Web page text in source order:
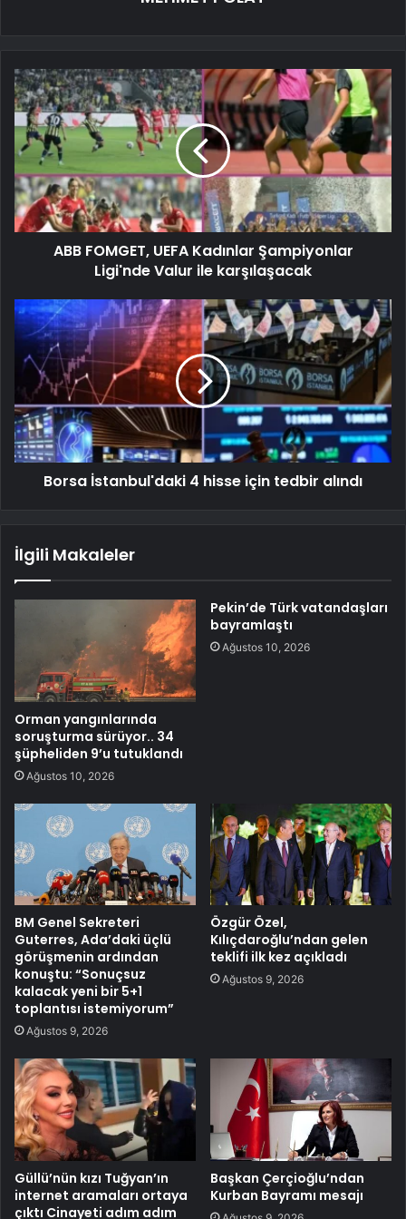
ABB FOMGET, UEFA Kadınlar Şampiyonlar
Ligi'nde Valur ile karşılaşacak
Borsa İstanbul'daki 4 hisse için tedbir alındı
İlgili Makaleler
Orman yangınlarında
soruşturma sürüyor.. 34
şüpheliden 9’u tutuklandı
Ağustos 10, 2026
Pekin’de Türk vatandaşları
bayramlaştı
Ağustos 10, 2026
BM Genel Sekreteri
Guterres, Ada’daki üçlü
görüşmenin ardından
konuştu: “Sonuçsuz
kalacak yeni bir 5+1
toplantısı istemiyorum”
Ağustos 9, 2026
Özgür Özel,
Kılıçdaroğlu’ndan gelen
teklifi ilk kez açıkladı
Ağustos 9, 2026
Güllü’nün kızı Tuğyan’ın
internet aramaları ortaya
çıktı Cinayeti adım adım
Başkan Çerçioğlu’ndan
Kurban Bayramı mesajı